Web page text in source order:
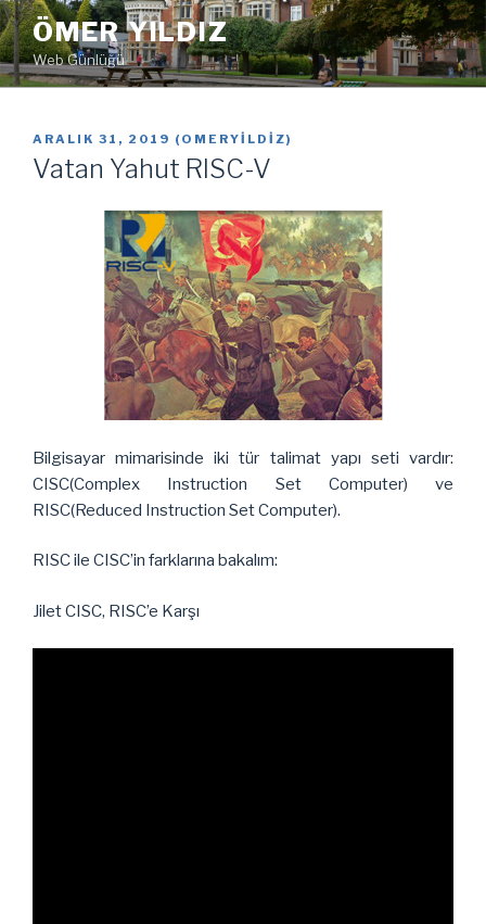
İçeriğe
geç ÖMER YILDIZ
Web Günlüğü
YAYIM
TARIHI
ARALIK 31, 2019 ( OMERYILDIZ)
Vatan Yahut RISC-V
Bilgisayar mimarisinde iki tür talimat yapı seti vardır:
CISC(Complex Instruction Set Computer) ve
RISC(Reduced Instruction Set Computer).
RISC ile CISC’in farklarına bakalım:
Jilet CISC, RISC’e Karşı